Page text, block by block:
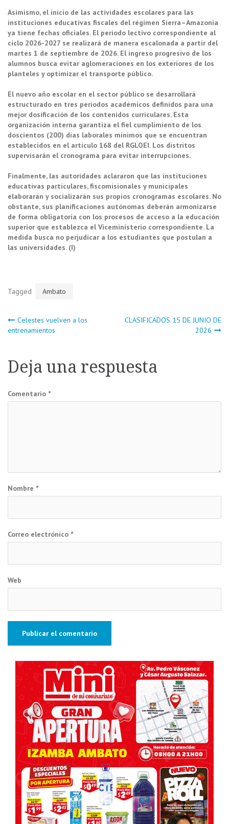
Asimismo, el inicio de las actividades escolares para las
instituciones educativas fiscales del régimen Sierra–Amazonía
ya tiene fechas oficiales. El periodo lectivo correspondiente al
ciclo 2026-2027 se realizará de manera escalonada a partir del
martes 1 de septiembre de 2026. El ingreso progresivo de los
alumnos busca evitar aglomeraciones en los exteriores de los
planteles y optimizar el transporte público.
El nuevo año escolar en el sector público se desarrollará
estructurado en tres periodos académicos definidos para una
mejor dosificación de los contenidos curriculares. Esta
organización interna garantiza el fiel cumplimiento de los
doscientos (200) días laborales mínimos que se encuentran
establecidos en el artículo 168 del RGLOEI. Los distritos
supervisarán el cronograma para evitar interrupciones.
Finalmente, las autoridades aclararon que las instituciones
educativas particulares, fiscomisionales y municipales
elaborarán y socializarán sus propios cronogramas escolares. No
obstante, sus planificaciones autónomas deberán armonizarse
de forma obligatoria con los procesos de acceso a la educación
superior que establezca el Viceministerio correspondiente. La
medida busca no perjudicar a los estudiantes que postulan a
las universidades. (I)
Tagged Ambato
Navegación
entradas
Celestes vuelven a los
entrenamientos
CLASIFICADOS 15 DE JUNIO DE
2026
Deja una respuesta
Comentario *
Nombre *
Correo electrónico *
Web